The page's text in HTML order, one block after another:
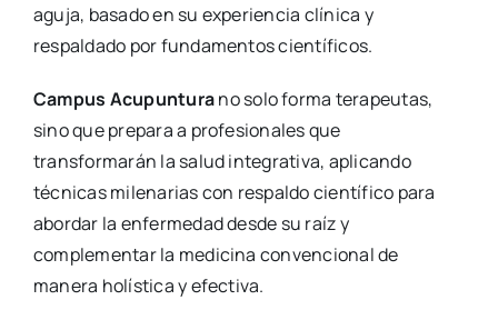
aguja, basado en su experiencia clínica y
respaldado por fundamentos científicos.
Campus Acupunturano solo forma terapeutas,
sino que prepara a profesionales que
transformarán la salud integrativa, aplicando
técnicas milenarias con respaldo científico para
abordar la enfermedad desde su raíz y
complementar la medicina convencional de
manera holística y efectiva.